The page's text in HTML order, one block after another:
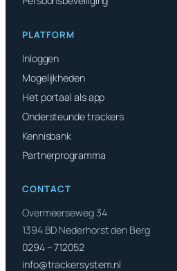
PLATFORM
Inloggen
Mogelijkheden
Het portaal als app
Ondersteunde trackers
Kennisbank
Partnerprogramma
CONTACT
Overmeerseweg 34
1394 BD Nederhorst den Berg
0294 – 712052
info@trackersystem.nl